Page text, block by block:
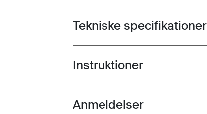
Toggle techspec
Tekniske specifikationer
Toggle guides and instructions
Instruktioner
Toggle overview
Anmeldelser